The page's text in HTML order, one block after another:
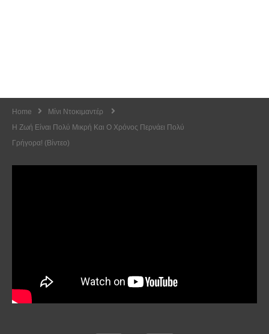
Home
Μίνι Ντοκιμαντέρ
Η Ζωή Είναι Πολύ Μικρή Και Ο Χρόνος Περνάει Πολύ
Γρήγορα! (Βίντεο)